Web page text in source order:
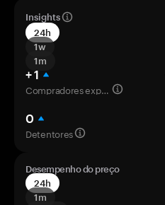
Insights
24h
1w
1m
+ 1
Compradores experientes
0
Detentores
Desempenho do preço
24h
1m